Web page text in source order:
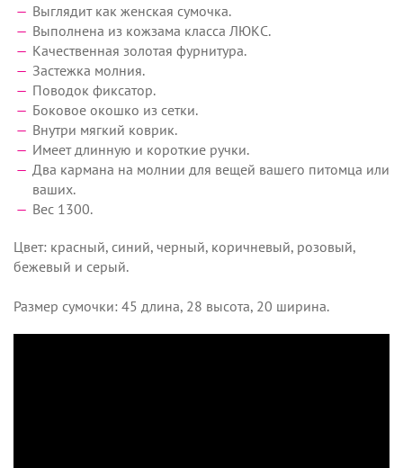
Выглядит как женская сумочка.
Выполнена из кожзама класса ЛЮКС.
Качественная золотая фурнитура.
Застежка молния.
Поводок фиксатор.
Боковое окошко из сетки.
Внутри мягкий коврик.
Имеет длинную и короткие ручки.
Два кармана на молнии для вещей вашего питомца или
ваших.
Вес 1300.
Цвет: красный, синий, черный, коричневый, розовый,
бежевый и серый.
Размер сумочки: 45 длина, 28 высота, 20 ширина.